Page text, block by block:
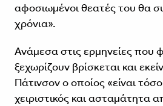
αφοσιωμένοι θεατές του θα
χρόνια».
Ανάμεσα στις ερμηνείες που
ξεχωρίζουν βρίσκεται και
Πάτινσον ο οποίος «είναι
χειριστικός και ασταμάτητα